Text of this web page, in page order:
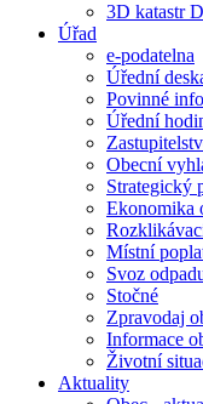
3D katastr
Úřad
e-podatelna
Úřední
Povinné
Úřední
Obecní
Strategický
Ekonomika
Místní
Svoz
Stočné
Zpravodaj
Informace
Životní
Aktuality